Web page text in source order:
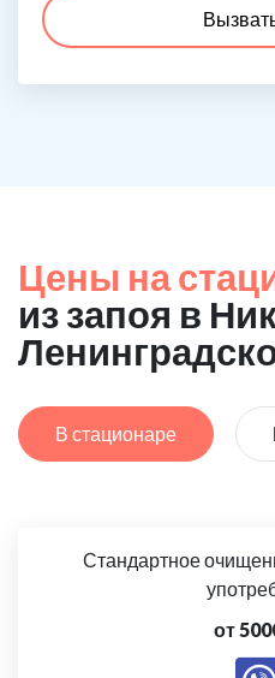
Цены на
из запоя в
В стационаре
Стандартное
от